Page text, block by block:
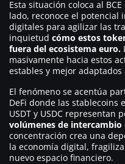
Esta situación coloca al
lado, reconoce el potencial
digitales para agilizar las
inquietud cómo estos
fuera del ecosistema euro.
masivamente hacia estos
estables y mejor
El fenómeno se acentúa
DeFi donde las
USDT y USDC representan
volúmenes de intercambio
concentración crea una
la economía digital,
nuevo espacio financiero.